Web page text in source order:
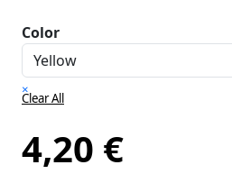
Color
×
Clear All
4,20 €